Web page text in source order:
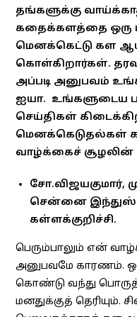
தங்களுக்கு
கதைக்களத்தை ஒரு
மெனக்கெட்டு கள
கொள்கிறார்கள்.
அப்படி அனுபவம்
ஐயா. உங்களுடைய
செய்திகள்
மெனக்கெடுதல்கள்
வாழ்க்கைச்
சோ.விஜயகுமார்,
சென்னை
கள்ளக்குறிச்சி.
பெரும்பாலும் என்
அனுபவமே காரணம்.
கொண்டு வந்து
மனதுக்குத் தெரியும்.